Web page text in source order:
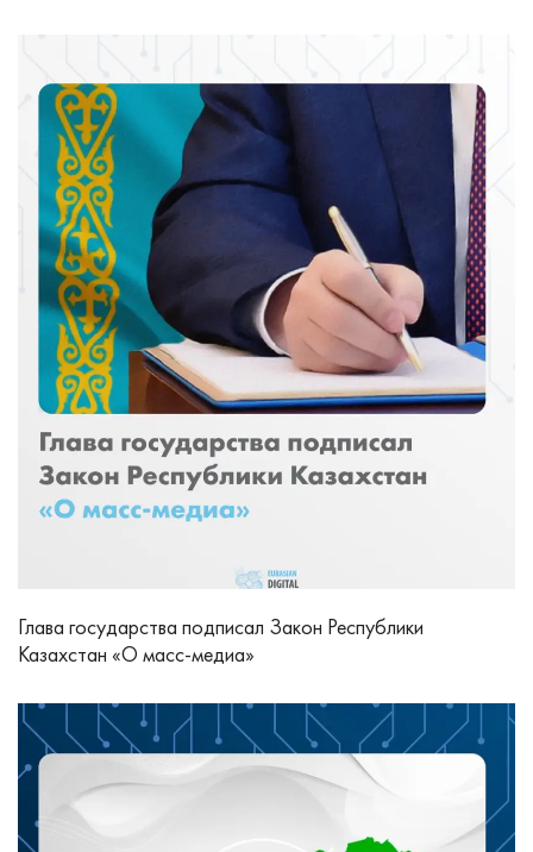
Глава государства подписал Закон Республики
Казахстан «О масс-медиа»